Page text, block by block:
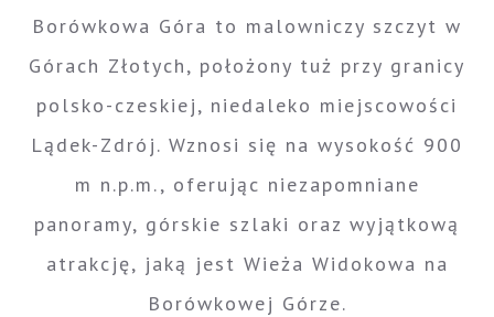
Borówkowa Góra to malowniczy szczyt w
Górach Złotych, położony tuż przy granicy
polsko-czeskiej, niedaleko miejscowości
Lądek-Zdrój. Wznosi się na wysokość 900
m n.p.m., oferując niezapomniane
panoramy, górskie szlaki oraz wyjątkową
atrakcję, jaką jest Wieża Widokowa na
Borówkowej Górze.